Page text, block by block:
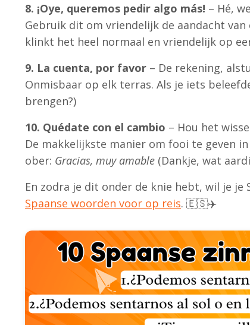
8. ¡Oye, queremos pedir algo más! – Hé,
Gebruik dit om vriendelijk de aandacht
klinkt het heel normaal en vriendelijk op
9. La cuenta, por favor – De rekening,
Onmisbaar op elk terras. Als je iets
brengen?)
10. Quédate con el cambio – Hou het
De makkelijkste manier om fooi te geven
ober: Gracias, muy amable (Dankje, wat
En zodra je dit onder de knie hebt, wil je
Spaanse woorden voor op reis. 🇪🇸✈️